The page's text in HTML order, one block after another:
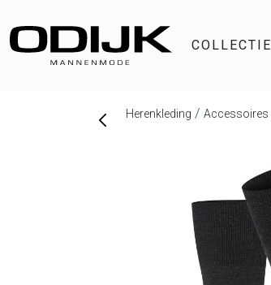
COLLECTIE
Herenkleding Accessoires